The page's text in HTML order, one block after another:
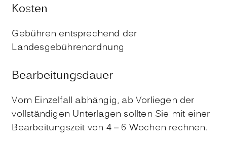
Kosten
Gebühren entsprechend der
Landesgebührenordnung
Bearbeitungsdauer
Vom Einzelfall abhängig, ab Vorliegen der
vollständigen Unterlagen sollten Sie mit einer
Bearbeitungszeit von 4 – 6 Wochen rechnen.